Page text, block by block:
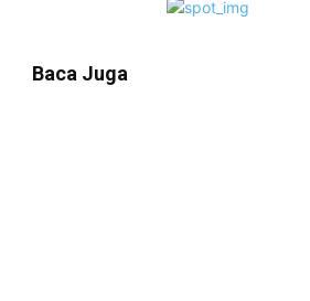
Baca Juga